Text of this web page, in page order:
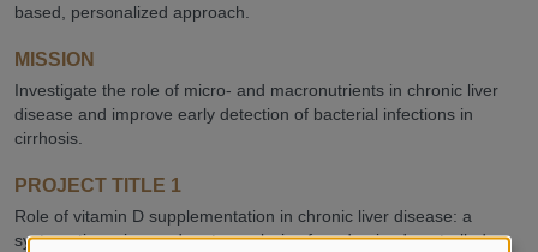
based, personalized approach.
MISSION
Investigate the role of micro- and macronutrients in chronic liver
disease and improve early detection of bacterial infections in
cirrhosis.
PROJECT TITLE 1
Role of vitamin D supplementation in chronic liver disease: a
systematic review and meta-analysis of randomized controlled